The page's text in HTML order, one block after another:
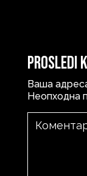
Prosledi
Ваша
Неопходна